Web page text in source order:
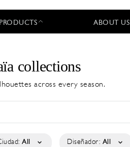
PRODUCTS ABOUT US
collections
across every season.
All Diseñador: All